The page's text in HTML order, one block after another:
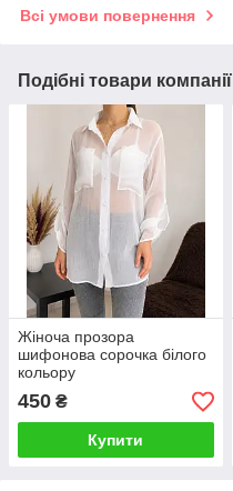
Всі умови повернення
Подібні товари компанії
Жіноча прозора
шифонова сорочка білого
кольору
450 ₴
Купити